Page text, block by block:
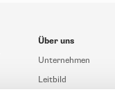
Über uns
Unternehmen
Leitbild